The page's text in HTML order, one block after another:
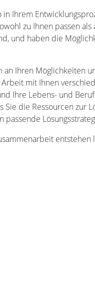
Ihrem
zu Ihnen passen
und haben die
Ihren Möglichkeiten
mit Ihnen
Ihre Lebens- und
die Ressourcen zur
passende
entstehen